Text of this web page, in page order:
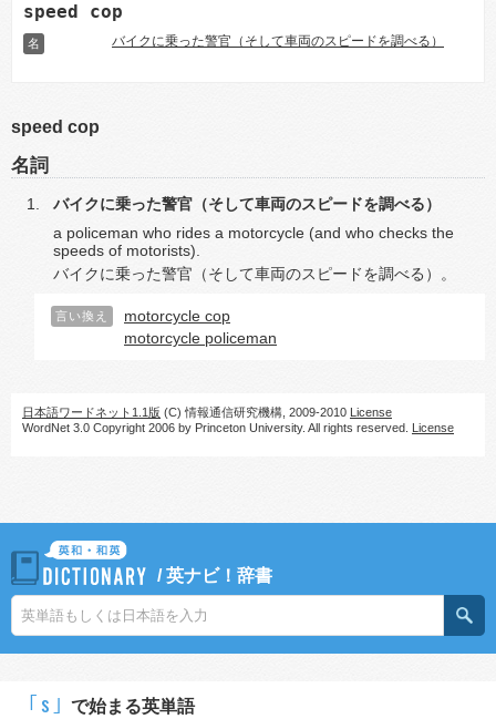
speed cop
名 バイクに乗った警官（そして車両のスピードを調べる）
speed cop
名詞
バイクに乗った警官（そして車両のスピードを調べる）
a policeman who rides a motorcycle (and who checks the
speeds of motorists).
バイクに乗った警官（そして車両のスピードを調べる）。
言い換え
motorcycle cop
motorcycle policeman
日本語ワードネット1.1版 (C) 情報通信研究機構, 2009-2010 License
WordNet 3.0 Copyright 2006 by Princeton University. All rights reserved. License
/英ナビ！辞書
｢s｣ で始まる英単語